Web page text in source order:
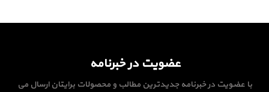
عضویت در خبرنامه
با عضویت در خبرنامه جدیدترین مطالب و محصولات برایتان ارسال می